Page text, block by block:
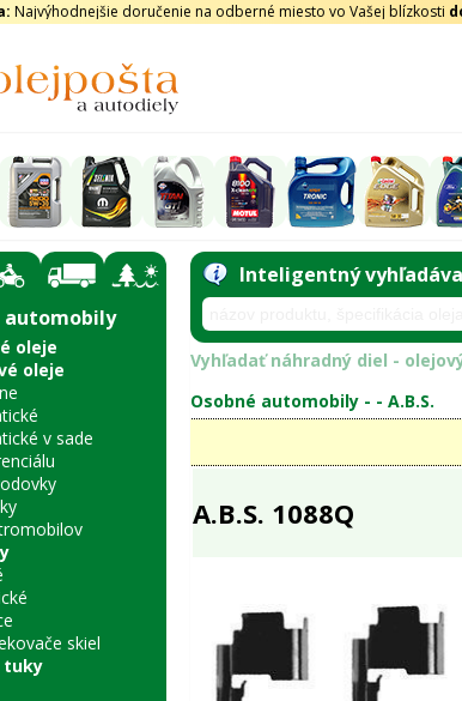
Najvýhodnejšie doručenie na odberné miesto vo Vašej blízkosti
automobily
oleje
oleje
v sade
skiel
tuky
Inteligentný
Vyhľadať náhradný diel -
Osobné automobily - - A.B.S.
A.B.S. 1088Q